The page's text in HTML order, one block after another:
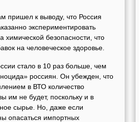
пришел к выводу, что Россия
экспериментировать
химической безопасности, что
на человеческое здоровье.
стало в 10 раз больше, чем
россиян. Он убежден, что
в ВТО количество
им не будет, поскольку и в
сырье. Но, даже если
опасаться импортных